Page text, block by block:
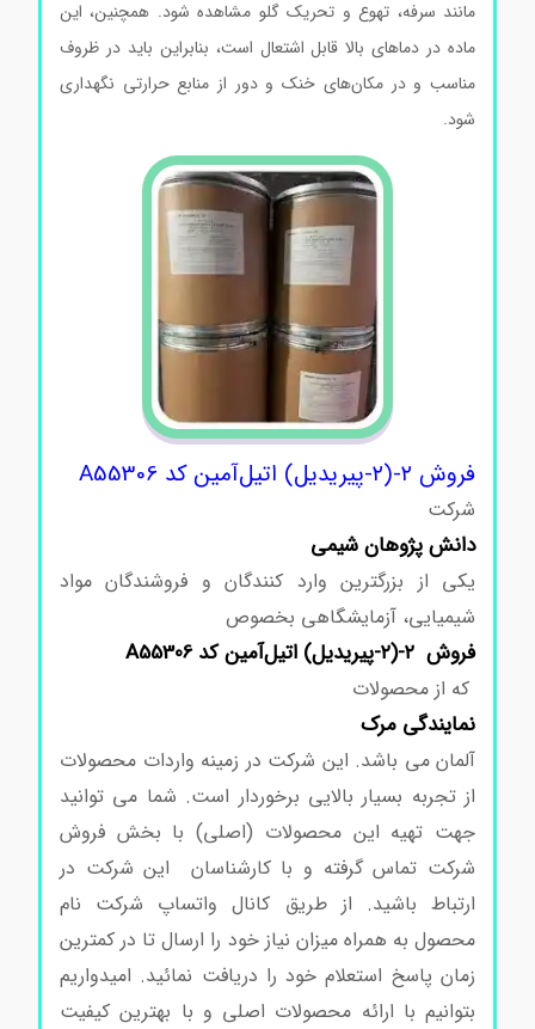
مانند سرفه، تهوع و تحریک گلو مشاهده شود. همچنین، این
ماده در دماهای بالا قابل اشتعال است، بنابراین باید در ظروف
مناسب و در مکان‌های خنک و دور از منابع حرارتی نگهداری
شود.
فروش ۲-(۲-پیریدیل) اتیل‌آمین کد A55306
شرکت
دانش پژوهان شیمی
یکی از بزرگترین وارد کنندگان و فروشندگان مواد
شیمیایی، آزمایشگاهی بخصوص
فروش ۲-(۲-پیریدیل) اتیل‌آمین کد A55306
که از محصولات
نمایندگی مرک
آلمان می باشد. این شرکت در زمینه واردات محصولات
از تجربه بسیار بالایی برخوردار است. شما می توانید
جهت تهیه این محصولات (اصلی) با بخش فروش
شرکت تماس گرفته و با کارشناسان این شرکت در
ارتباط باشید. از طریق کانال واتساپ شرکت نام
محصول به همراه میزان نیاز خود را ارسال تا در کمترین
زمان پاسخ استعلام خود را دریافت نمائید. امیدواریم
بتوانیم با ارائه محصولات اصلی و با بهترین کیفیت